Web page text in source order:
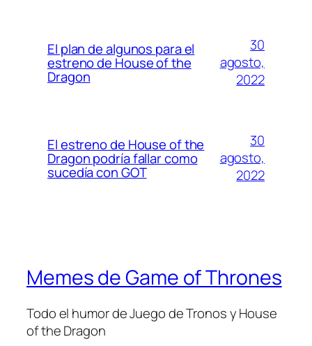
El plan de algunos para el
estreno de House of the
Dragon
30
agosto,
2022
El estreno de House of the
Dragon podría fallar como
sucedía con GOT
30
agosto,
2022
Memes de Game of Thrones
Todo el humor de Juego de Tronos y House
of the Dragon